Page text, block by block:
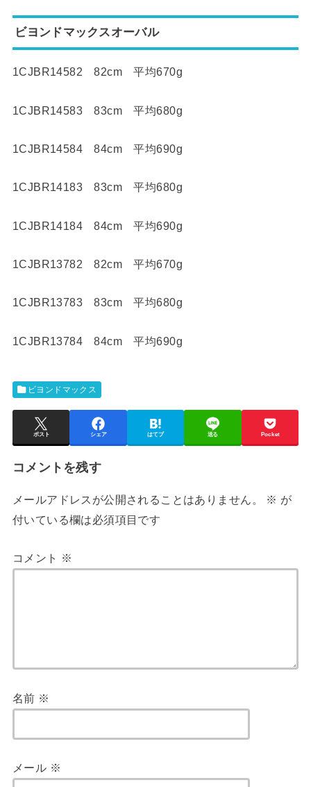
ビヨンドマックスオーバル
1CJBR14582 82cm 平均670g
1CJBR14583 83cm 平均680g
1CJBR14584 84cm 平均690g
1CJBR14183 83cm 平均680g
1CJBR14184 84cm 平均690g
1CJBR13782 82cm 平均670g
1CJBR13783 83cm 平均680g
1CJBR13784 84cm 平均690g
ビヨンドマックス
ポスト シェア はてブ 送る Pocket
コメントを残す
メールアドレスが公開されることはありません。 ※ が
付いている欄は必須項目です
コメント ※
名前 ※
メール ※